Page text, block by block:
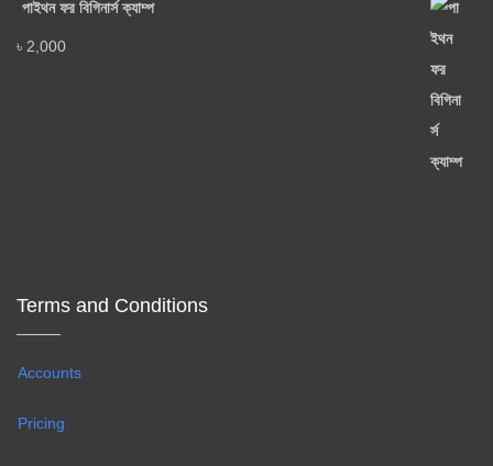
পাইথন ফর বিগিনার্স ক্যাম্প
৳ 2,000
Terms and Conditions
Accounts
Pricing